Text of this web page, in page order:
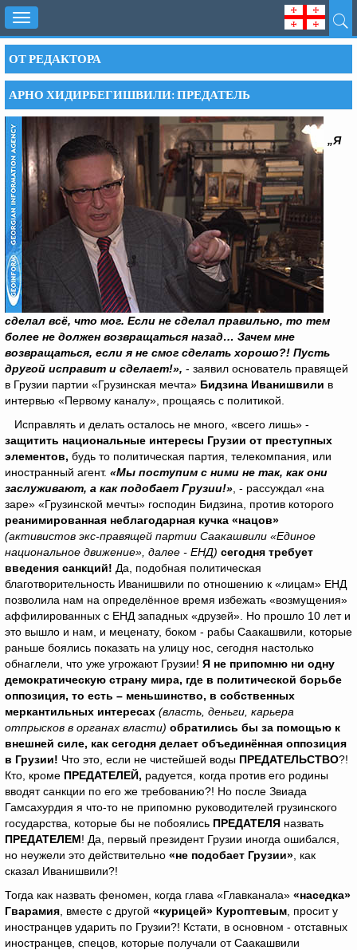
Toggle
navigation
ОТ РЕДАКТОРА
АРНО ХИДИРБЕГИШВИЛИ: ПРЕДАТЕЛЬ
„Я
сделал всё, что мог. Если не сделал правильно, то тем
более не должен возвращаться назад… Зачем мне
возвращаться, если я не смог сделать хорошо?! Пусть
другой исправит и сделает!», - заявил основатель правящей
в Грузии партии «Грузинская мечта» Бидзина Иванишвили в
интервью «Первому каналу», прощаясь с политикой.
Исправлять и делать осталось не много, «всего лишь» -
защитить национальные интересы Грузии от преступных
элементов, будь то политическая партия, телекомпания, или
иностранный агент. «Мы поступим с ними не так, как они
заслуживают, а как подобает Грузии!» , - рассуждал «на
заре» «Грузинской мечты» господин Бидзина, против которого
реанимированная неблагодарная кучка «нацов»
(активистов экс-правящей партии Саакашвили «Единое
национальное движение», далее - ЕНД) сегодня требует
введения санкций! Да, подобная политическая
благотворительность Иванишвили по отношению к «лицам» ЕНД
позволила нам на определённое время избежать «возмущения»
аффилированных с ЕНД западных «друзей». Но прошло 10 лет и
это вышло и нам, и меценату, боком - рабы Саакашвили, которые
раньше боялись показать на улицу нос, сегодня настолько
обнаглели, что уже угрожают Грузии! Я не припомню ни одну
демократическую страну мира, где в политической борьбе
оппозиция, то есть – меньшинство, в собственных
меркантильных интересах (власть, деньги, карьера
отпрысков в органах власти) обратились бы за помощью к
внешней силе, как сегодня делает объединённая оппозиция
в Грузии! Что это, если не чистейшей воды ПРЕДАТЕЛЬСТВО?!
Кто, кроме ПРЕДАТЕЛЕЙ, радуется, когда против его родины
вводят санкции по его же требованию?! Но после Звиада
Гамсахурдия я что-то не припомню руководителей грузинского
государства, которые бы не побоялись ПРЕДАТЕЛЯ назвать
ПРЕДАТЕЛЕМ! Да, первый президент Грузии иногда ошибался,
но неужели это действительно «не подобает Грузии» , как
сказал Иванишвили?!
Тогда как назвать феномен, когда глава «Главканала» «наседка»
Гварамия , вместе с другой «курицей» Куроптевым , просит у
иностранцев ударить по Грузии?! Кстати, в основном - отставных
иностранцев, спецов, которые получали от Саакашвили